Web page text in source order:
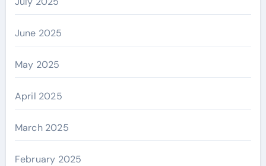
June 2025
May 2025
April 2025
March 2025
February 2025